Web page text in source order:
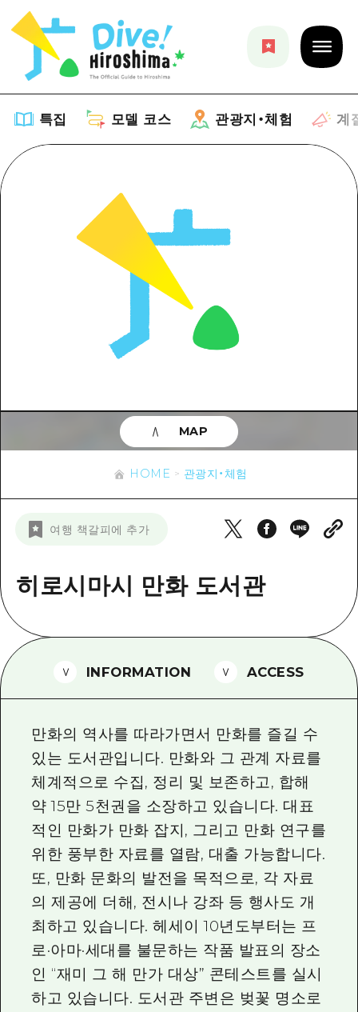
특집 모델 코스 관광지・체험 계
추천
아트
이벤트/축제
음식/술
쇼핑
스포츠
나이트 라이프
기준
치유
자연
모델 코스
목록
Dive! Hiroshima 공식 가이드
Hiroshima Moshimo Travel
빈고(備後)
미야지마(宮島) 주변
빠른 여행
관광지・체험
목록
히로시마시 주변
빈고(備後)
비북(備北)
게이호쿠(芸北)
야마구치(山口)현 동부
시마네(島根)현
계절 정보
유용한 정보
목록
접근
히로시마 OMOTENASHI 패스
외국인 여행자용 거리 관광안내소
히로시마현내 매력을 동영상으로 소개!
자주 묻는 질문
사진 다운로드
재해가 발생했을 때의 교통 정보
관광 안내 책자
뉴스
HOME 관광지・체험
여행 책갈피에 추가
히로시마시 만화 도서관
MAP
INFORMATION ACCESS
만화의 역사를 따라가면서 만화를 즐길 수
있는 도서관입니다. 만화와 그 관계 자료를
체계적으로 수집, 정리 및 보존하고, 합해
약 15만 5천권을 소장하고 있습니다. 대표
적인 만화가 만화 잡지, 그리고 만화 연구를
위한 풍부한 자료를 열람, 대출 가능합니다.
또, 만화 문화의 발전을 목적으로, 각 자료
의 제공에 더해, 전시나 강좌 등 행사도 개
최하고 있습니다. 헤세이 10년도부터는 프
로·아마·세대를 불문하는 작품 발표의 장소
인 “재미 그 해 만가 대상” 콘테스트를 실시
하고 있습니다. 도서관 주변은 벚꽃 명소로